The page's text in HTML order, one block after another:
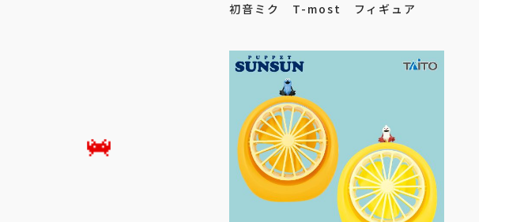
初音ミク T-most フィギュア